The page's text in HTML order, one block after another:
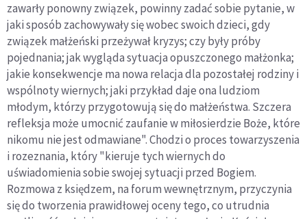
zawarły ponowny związek, powinny zadać sobie pytanie, w
jaki sposób zachowywały się wobec swoich dzieci, gdy
związek małżeński przeżywał kryzys; czy były próby
pojednania; jak wygląda sytuacja opuszczonego małżonka;
jakie konsekwencje ma nowa relacja dla pozostałej rodziny i
wspólnoty wiernych; jaki przykład daje ona ludziom
młodym, którzy przygotowują się do małżeństwa. Szczera
refleksja może umocnić zaufanie w miłosierdzie Boże, które
nikomu nie jest odmawiane". Chodzi o proces towarzyszenia
i rozeznania, który "kieruje tych wiernych do
uświadomienia sobie swojej sytuacji przed Bogiem.
Rozmowa z księdzem, na forum wewnętrznym, przyczynia
się do tworzenia prawidłowej oceny tego, co utrudnia